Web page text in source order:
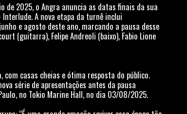
de 2025, o Angra anuncia as datas finais da sua
A nova etapa da turnê inclui
e agosto deste ano, marcando a pausa desse
(guitarra), Felipe Andreoli (baixo), Fabio Lione
casas cheias e ótima resposta do público.
série de apresentações antes da pausa
no Tokio Marine Hall, no dia 03/08/2025.